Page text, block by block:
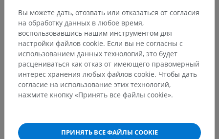
Анатомическая иерархия
Анатомия человека 2
Вы можете дать, отозвать или отказаться от согласия
на обработку данных в любое время,
воспользовавшись нашим инструментом для
настройки файлов cookie. Если вы не согласны с
использованием данных технологий, это будет
расцениваться как отказ от имеющего правомерный
интерес хранения любых файлов cookie. Чтобы дать
согласие на использование этих технологий,
нажмите кнопку «Принять все файлы cookie».
ПРИНЯТЬ ВСЕ ФАЙЛЫ COOKIE